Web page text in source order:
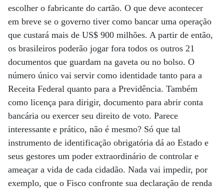
escolher o fabricante do cartão. O que deve acontecer
em breve se o governo tiver como bancar uma operação
que custará mais de US$ 900 milhões. A partir de então,
os brasileiros poderão jogar fora todos os outros 21
documentos que guardam na gaveta ou no bolso. O
número único vai servir como identidade tanto para a
Receita Federal quanto para a Previdência. Também
como licença para dirigir, documento para abrir conta
bancária ou exercer seu direito de voto. Parece
interessante e prático, não é mesmo? Só que tal
instrumento de identificação obrigatória dá ao Estado e
seus gestores um poder extraordinário de controlar e
ameaçar a vida de cada cidadão. Nada vai impedir, por
exemplo, que o Fisco confronte sua declaração de renda